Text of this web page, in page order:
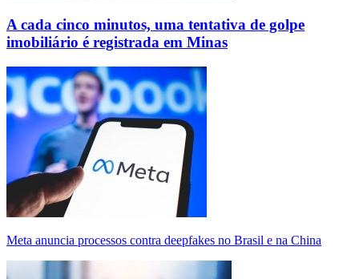
A cada cinco minutos, uma tentativa de golpe
imobiliário é registrada em Minas
Meta anuncia processos contra deepfakes no Brasil e na China